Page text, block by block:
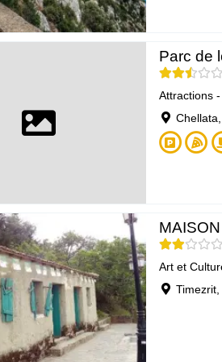
Parc de
Attractions
Art et